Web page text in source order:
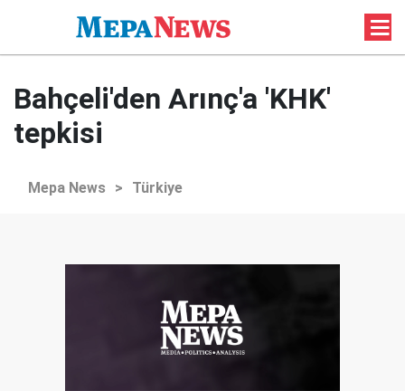
Bahçeli'den Arınç'a 'KHK'
tepkisi
Mepa News > Türkiye